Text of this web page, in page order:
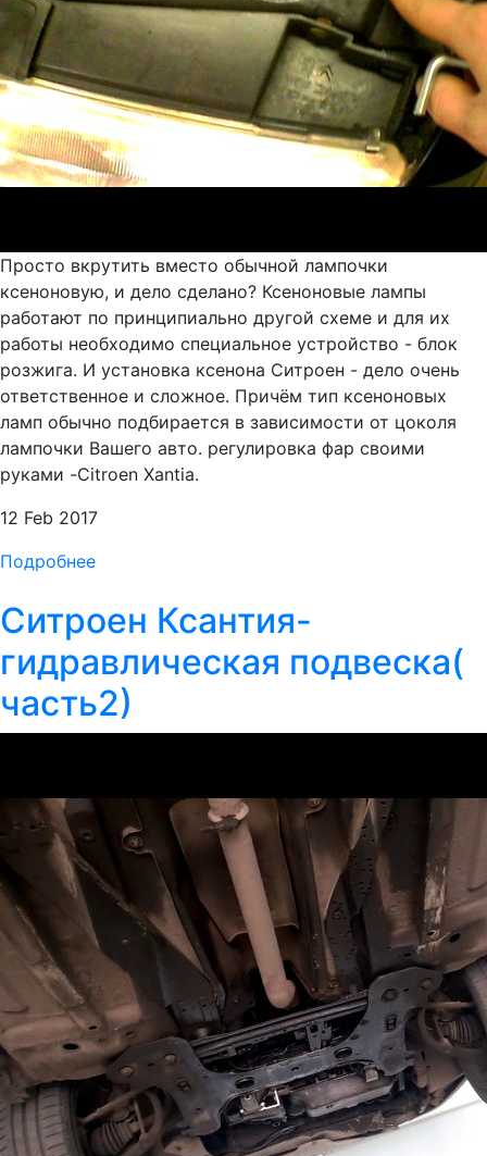
Просто вкрутить вместо обычной лампочки
ксеноновую, и дело сделано? Ксеноновые лампы
работают по принципиально другой схеме и для их
работы необходимо специальное устройство - блок
розжига. И установка ксенона Ситроен - дело очень
ответственное и сложное. Причём тип ксеноновых
ламп обычно подбирается в зависимости от цоколя
лампочки Вашего авто. регулировка фар своими
руками -Citroen Xantia.
12 Feb 2017
Подробнее
Ситроен Ксантия-
гидравлическая подвеска(
часть2)